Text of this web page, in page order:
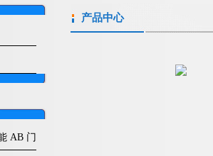
AB 门
产品中心